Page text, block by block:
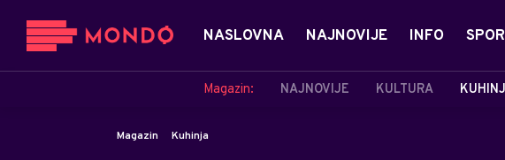
NASLOVNA NAJNOVIJE INFO
Magazin: NAJNOVIJE KULTURA
Magazin Kuhinja